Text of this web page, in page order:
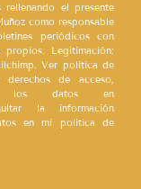
el presente
como responsable
periódicos con
Legitimación:
Ver política de
de acceso,
los datos en
la información
en mi política de